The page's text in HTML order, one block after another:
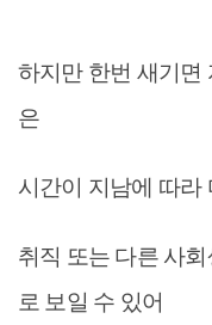
하지만 한번 새기면
은
시간이 지남에 따라
취직 또는 다른 사
로 보일 수 있어